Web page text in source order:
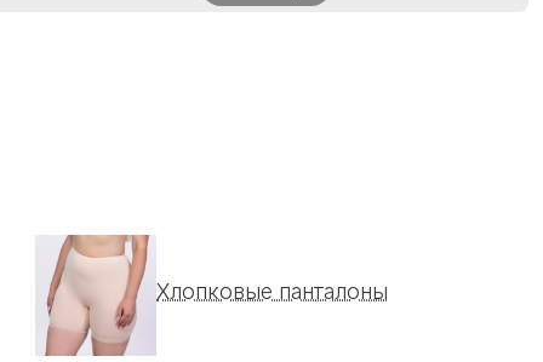
Хлопковые панталоны